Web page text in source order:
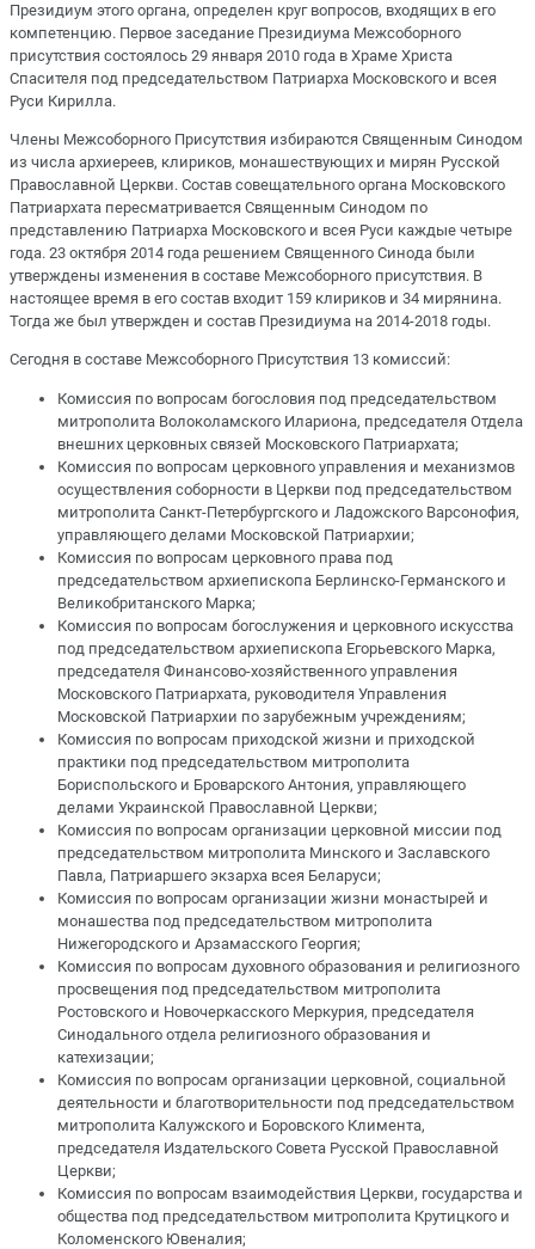
Президиум этого органа, определен круг вопросов, входящих в его
компетенцию. Первое заседание Президиума Межсоборного
присутствия состоялось 29 января 2010 года в Храме Христа
Спасителя под председательством Патриарха Московского и всея
Руси Кирилла.
Члены Межсоборного Присутствия избираются Священным Синодом
из числа архиереев, клириков, монашествующих и мирян Русской
Православной Церкви. Состав совещательного органа Московского
Патриархата пересматривается Священным Синодом по
представлению Патриарха Московского и всея Руси каждые четыре
года. 23 октября 2014 года решением Священного Синода были
утверждены изменения в составе Межсоборного присутствия. В
настоящее время в его состав входит 159 клириков и 34 мирянина.
Тогда же был утвержден и состав Президиума на 2014-2018 годы.
Сегодня в составе Межсоборного Присутствия 13 комиссий:
Комиссия по вопросам богословия под председательством
митрополита Волоколамского Илариона, председателя Отдела
внешних церковных связей Московского Патриархата;
Комиссия по вопросам церковного управления и механизмов
осуществления соборности в Церкви под председательством
митрополита Санкт-Петербургского и Ладожского Варсонофия,
управляющего делами Московской Патриархии;
Комиссия по вопросам церковного права под
председательством архиепископа Берлинско-Германского и
Великобританского Марка;
Комиссия по вопросам богослужения и церковного искусства
под председательством архиепископа Егорьевского Марка,
председателя Финансово-хозяйственного управления
Московского Патриархата, руководителя Управления
Московской Патриархии по зарубежным учреждениям;
Комиссия по вопросам приходской жизни и приходской
практики под председательством митрополита
Бориспольского и Броварского Антония, управляющего
делами Украинской Православной Церкви;
Комиссия по вопросам организации церковной миссии под
председательством митрополита Минского и Заславского
Павла, Патриаршего экзарха всея Беларуси;
Комиссия по вопросам организации жизни монастырей и
монашества под председательством митрополита
Нижегородского и Арзамасского Георгия;
Комиссия по вопросам духовного образования и религиозного
просвещения под председательством митрополита
Ростовского и Новочеркасского Меркурия, председателя
Синодального отдела религиозного образования и
катехизации;
Комиссия по вопросам организации церковной, социальной
деятельности и благотворительности под председательством
митрополита Калужского и Боровского Климента,
председателя Издательского Совета Русской Православной
Церкви;
Комиссия по вопросам взаимодействия Церкви, государства и
общества под председательством митрополита Крутицкого и
Коломенского Ювеналия;